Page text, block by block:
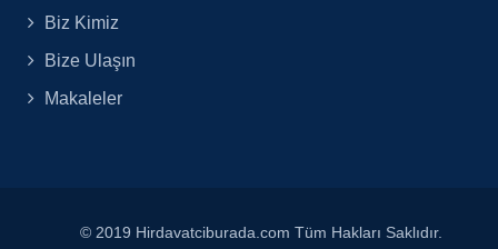
Biz Kimiz
Bize Ulaşın
Makaleler
© 2019 Hirdavatciburada.com Tüm Hakları Saklıdır.